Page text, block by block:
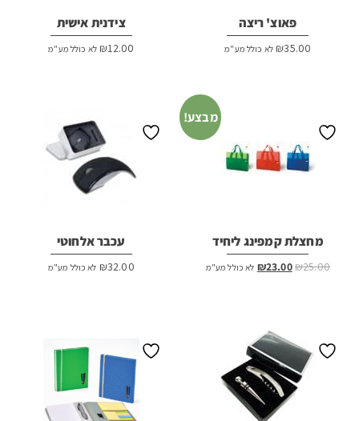
פאוצ' ריצה
₪35.00 לא כולל מע"מ
צידנית אישית
₪12.00 לא כולל מע"מ
מבצע!
מחצלת קמפינג ליחיד
₪25.00
המחיר₪23.00 המחיר
לא כולל מע"מ
עכבר אלחוטי
₪32.00 לא כולל מע"מ